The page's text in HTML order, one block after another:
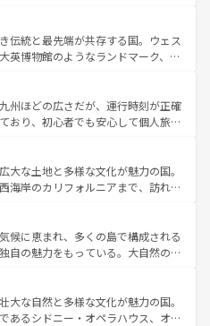
祥地であるランス、プロヴァンスの
など、多彩な楽しみ方が可能だ。さ
にも魅力が溢れており、どの街角に
それぞれで全く異なる文化を体験で
。 なお、新着のフランス情報はコンテンツ一覧
こを歩いても飽きることがない。ベ
バイエルン州のアルプスの絶景、そ
イン畑といった風景は必見。ビール
験してほしい。 なお、新着の
ツ一覧を参照してほしい。
伝統と最先端が共存する国。ウェス
英博物館のようなランドマーク、歴
がある。また、優雅なアフタヌーン
はたまらない英国パブ、サッカー観
そできる体験も豊富。イギリスを旅
しい。
州ほどの広さだが、運行時刻が正確
おり、初心者でも安心して個人旅行
町や、スイスならではのユニークな
ス観光だけでなく町歩きも満喫する
所得が高いため物価も高いが、旅行
楽しむこともできる。 なお、新
テンツ一覧 を参照してほしい。
大な土地と多様な文化が魅力の国。
海岸のカリフォルニアまで、訪れる
観光、ショッピング、エンターテイ
激的なスポットだ。一方、アメリカ
り、グランドキャニオンやイエロー
では、音楽と美食が融合した独特の
アメリカの各地域で異なる魅力を楽
性と豊かな歴史を感じることができ
候に恵まれ、多くの島で構成される
自の魅力をもっている。大自然の神
また、定番の観光地といえばオアフ
求めるならマウイ島やカウアイ島が
グリーンに輝く海をはじめ、豊かな
大な自然と多様な文化が魅力の国。
あるシドニー・オペラハウス、オー